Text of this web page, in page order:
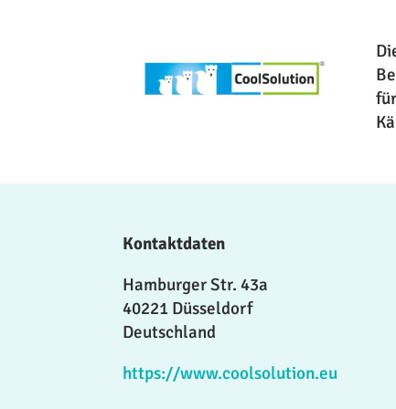
Kontaktdaten
Hamburger Str. 43a
40221 Düsseldorf
Deutschland
https://www.coolsolution.eu